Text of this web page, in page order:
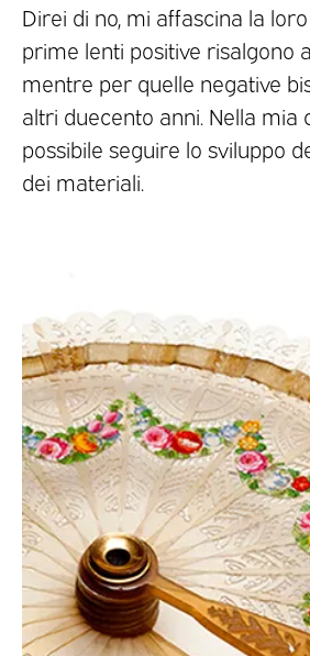
Direi di no, mi affascina la
prime lenti positive risalgono
mentre per quelle negative
altri duecento anni. Nella mia
possibile seguire lo sviluppo
dei materiali.